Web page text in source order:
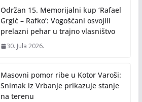
Održan 15. Memorijalni kup ‘Rafael
Grgić – Rafko’: Vogošćani osvojili
prelazni pehar u trajno vlasništvo
30. Jula 2026.
Masovni pomor ribe u Kotor Varoši:
Snimak iz Vrbanje prikazuje stanje
na terenu